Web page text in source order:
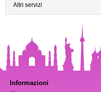
Altri servizi
Informazioni